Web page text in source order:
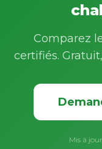
Comparez
certifiés.
Mis à